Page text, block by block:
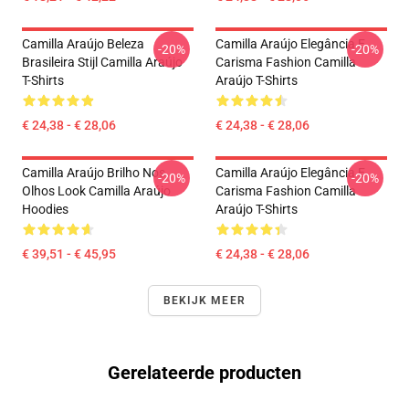
Camilla Araújo Beleza
Brasileira Stijl Camilla Araújo
T-Shirts
€ 24,38 - € 28,06
-20%
Camilla Araújo Elegância E
Carisma Fashion Camilla
Araújo T-Shirts
€ 24,38 - € 28,06
-20%
Camilla Araújo Brilho Nos
Olhos Look Camilla Araújo
Hoodies
€ 39,51 - € 45,95
-20%
Camilla Araújo Elegância E
Carisma Fashion Camilla
Araújo T-Shirts
€ 24,38 - € 28,06
-20%
BEKIJK MEER
Gerelateerde producten